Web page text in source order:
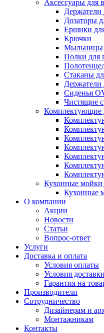
Аксессуары для
Держатели
Дозаторы
Ершики
Крючки
Мыльницы
Полки для
Стаканы
Держатели
Сиденья
Чистящие
Комплектующие
Кухонные мойки
Кухонные
О компании
Акции
Новости
Статьи
Вопрос-ответ
Услуги
Доставка и оплата
Условия оплаты
Условия доставки
Гарантия на
Производители
Сотрудничество
Дизайнерам и
Монтажникам
Контакты